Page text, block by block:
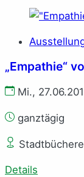
„Empathie“
Mi.,
ganztägig
Details